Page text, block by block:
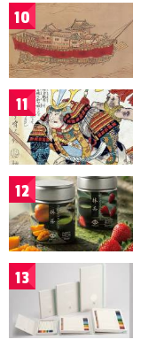
10
11
12
13